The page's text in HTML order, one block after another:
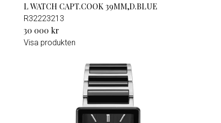
L WATCH CAPT.COOK 39MM,D.BLUE
R32223213
30 000 kr
Visa produkten